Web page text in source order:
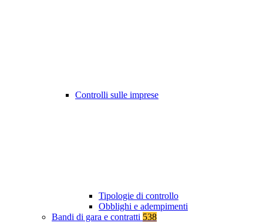
Controlli sulle imprese
Tipologie di controllo
Obblighi e adempimenti
Bandi di gara e contratti 538